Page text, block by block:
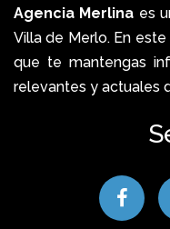
Agencia Merlina es
Villa de Merlo. En
que te mantengas
relevantes y actuales